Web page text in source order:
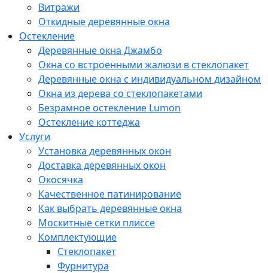
Витражи
Откидные деревянные окна
Остекление
Деревянные окна Джамбо
Окна со встроенными жалюзи в стеклопакет
Деревянные окна с индивидуальном дизайном
Окна из дерева со стеклопакетами
Безрамное остекление Lumon
Остекление коттеджа
Услуги
Установка деревянных окон
Доставка деревянных окон
Окосячка
Качественное патинирование
Как выбрать деревянные окна
Москитные сетки плиссе
Комплектующие
Стеклопакет
Фурнитура